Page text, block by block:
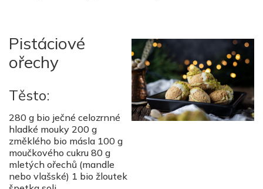
Pistáciové
ořechy
Těsto:
280 g bio ječné celozrnné
hladké mouky 200 g
změklého bio másla 100 g
moučkového cukru 80 g
mletých ořechů (mandle
nebo vlašské) 1 bio žloutek